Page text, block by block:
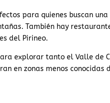
para quienes buscan
También hay
del Pirineo.
explorar tanto el Valle de
en zonas menos conocidas